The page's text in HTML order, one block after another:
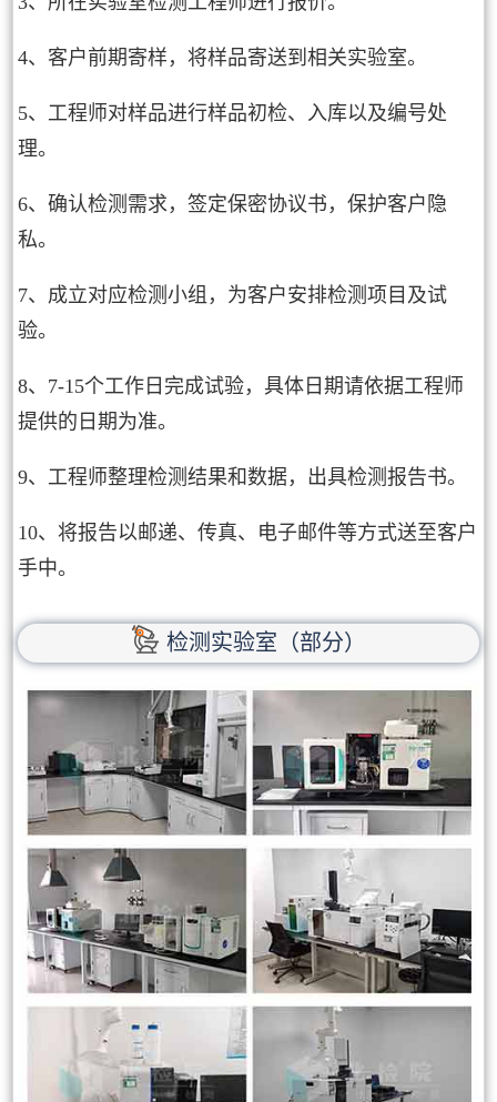
4、客户前期寄样，将样品寄送到相关实验室。
5、工程师对样品进行样品初检、入库以及编号处
理。
6、确认检测需求，签定保密协议书，保护客户隐
私。
7、成立对应检测小组，为客户安排检测项目及试
验。
8、7-15个工作日完成试验，具体日期请依据工程师
提供的日期为准。
9、工程师整理检测结果和数据，出具检测报告书。
10、将报告以邮递、传真、电子邮件等方式送至客户
手中。
检测实验室（部分）